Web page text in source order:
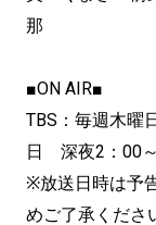
那
■ON AIR■
TBS：毎週木
日 深夜2：00～
※放送日時は予
めご了承くださ